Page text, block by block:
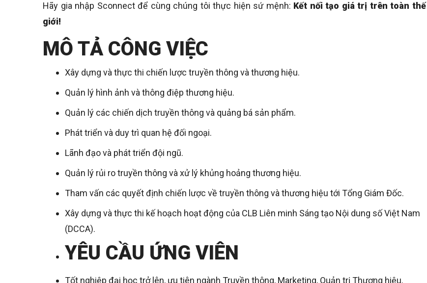
Hãy gia nhập Sconnect để cùng chúng tôi thực hiện sứ mệnh: Kết nối tạo giá trị trên toàn thế
giới!
MÔ TẢ CÔNG VIỆC
Xây dựng và thực thi chiến lược truyền thông và thương hiệu.
Quản lý hình ảnh và thông điệp thương hiệu.
Quản lý các chiến dịch truyền thông và quảng bá sản phẩm.
Phát triển và duy trì quan hệ đối ngoại.
Lãnh đạo và phát triển đội ngũ.
Quản lý rủi ro truyền thông và xử lý khủng hoảng thương hiệu.
Tham vấn các quyết định chiến lược về truyền thông và thương hiệu tới Tổng Giám Đốc.
Xây dựng và thực thi kế hoạch hoạt động của CLB Liên minh Sáng tạo Nội dung số Việt Nam
(DCCA).
YÊU CẦU ỨNG VIÊN
Tốt nghiệp đại học trở lên, ưu tiên ngành Truyền thông, Marketing, Quản trị Thương hiệu.